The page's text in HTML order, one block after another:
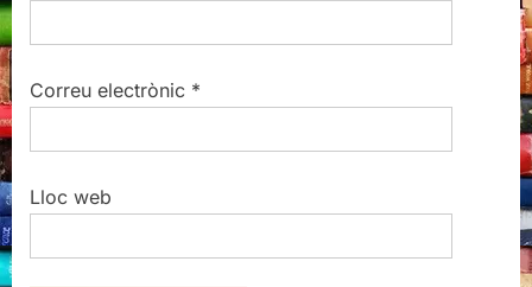
Correu electrònic *
Lloc web